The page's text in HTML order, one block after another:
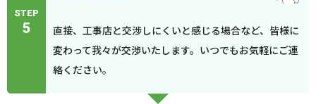
STEP
5
直接、工事店と交渉しにくいと感じる場合など、皆様に
変わって我々が交渉いたします。いつでもお気軽にご連
絡ください。